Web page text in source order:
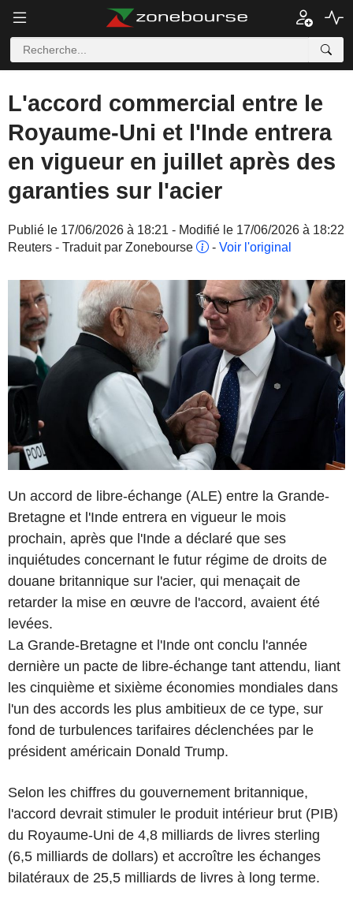
L'accord commercial entre le
Royaume-Uni et l'Inde entrera
en vigueur en juillet après des
garanties sur l'acier
Publié le 17/06/2026 à 18:21 - Modifié le 17/06/2026 à 18:22
Reuters - Traduit par Zonebourse
- Voir l'original
Un accord de libre-échange (ALE) entre la Grande-
Bretagne et l'Inde entrera en vigueur le mois
prochain, après que l'Inde a déclaré que ses
inquiétudes concernant le futur régime de droits de
douane britannique sur l'acier, qui menaçait de
retarder la mise en œuvre de l'accord, avaient été
levées.
La Grande-Bretagne et l'Inde ont conclu l'année
dernière un pacte de libre-échange tant attendu, liant
les cinquième et sixième économies mondiales dans
l'un des accords les plus ambitieux de ce type, sur
fond de turbulences tarifaires déclenchées par le
président américain Donald Trump.
Selon les chiffres du gouvernement britannique,
l'accord devrait stimuler le produit intérieur brut (PIB)
du Royaume-Uni de 4,8 milliards de livres sterling
(6,5 milliards de dollars) et accroître les échanges
bilatéraux de 25,5 milliards de livres à long terme.